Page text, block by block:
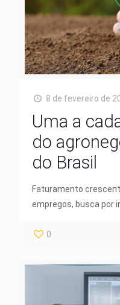
8 de fevereiro de
Uma a
do
do Brasil
Faturamento
empregos, busca por
0